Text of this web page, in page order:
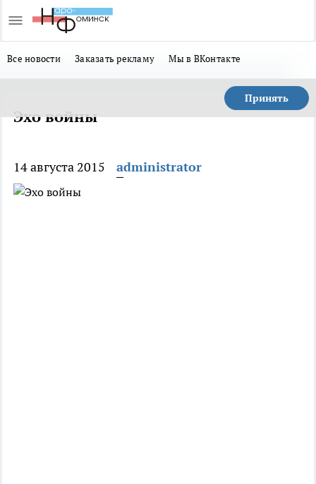
Все новости Заказать рекламу Мы в ВКонтакте
Принять
Эхо войны
14 августа 2015 administrator